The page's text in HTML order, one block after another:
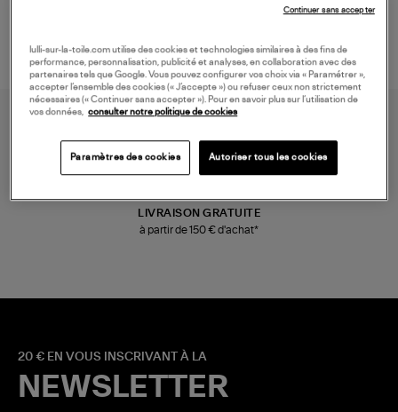
LIVRAISON GRATUITE
à partir de 150 € d'achat*
20 € EN VOUS INSCRIVANT À LA
NEWSLETTER
lulli-sur-la-toile.com utilise des cookies et technologies similaires à des fins de
performance, personnalisation, publicité et analyses, en collaboration avec des
partenaires tels que Google. Vous pouvez configurer vos choix via « Paramétrer »,
accepter l’ensemble des cookies (« J’accepte ») ou refuser ceux non strictement
nécessaires (« Continuer sans accepter »). Pour en savoir plus sur l’utilisation de
vos données, consulter notre politique de cookies
Paramètres des cookies Autoriser tous les cookies
Continuer sans accepter